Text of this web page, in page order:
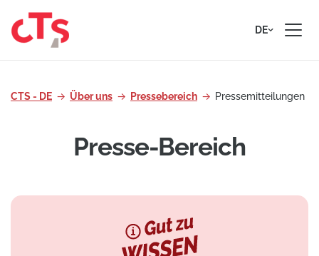
DE
CTS - DE Über uns Pressebereich Pressemitteilungen
Presse-Bereich